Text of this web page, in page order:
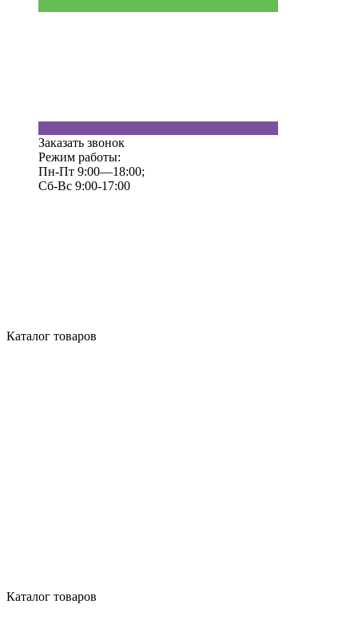
Заказать звонок
Режим работы:
Пн-Пт 9:00—18:00;
Сб-Вс 9:00-17:00
Каталог товаров
Каталог товаров